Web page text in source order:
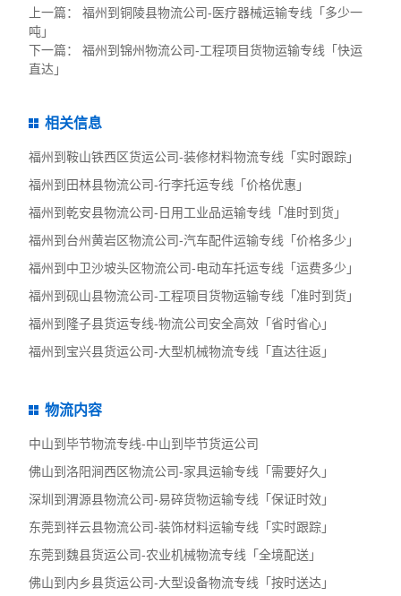
上一篇：福州到铜陵县物流公司-医疗器械运输专线「多少一
吨」
下一篇：福州到锦州物流公司-工程项目货物运输专线「快运
直达」
相关信息
福州到鞍山铁西区货运公司-装修材料物流专线「实时跟踪」
福州到田林县物流公司-行李托运专线「价格优惠」
福州到乾安县物流公司-日用工业品运输专线「准时到货」
福州到台州黄岩区物流公司-汽车配件运输专线「价格多少」
福州到中卫沙坡头区物流公司-电动车托运专线「运费多少」
福州到砚山县物流公司-工程项目货物运输专线「准时到货」
福州到隆子县货运专线-物流公司安全高效「省时省心」
福州到宝兴县货运公司-大型机械物流专线「直达往返」
物流内容
中山到毕节物流专线-中山到毕节货运公司
佛山到洛阳涧西区物流公司-家具运输专线「需要好久」
深圳到渭源县物流公司-易碎货物运输专线「保证时效」
东莞到祥云县物流公司-装饰材料运输专线「实时跟踪」
东莞到魏县货运公司-农业机械物流专线「全境配送」
佛山到内乡县货运公司-大型设备物流专线「按时送达」